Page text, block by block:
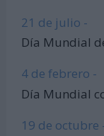
21 de julio -
Día Mundial
4 de febrero -
Día Mundial
19 de octubre